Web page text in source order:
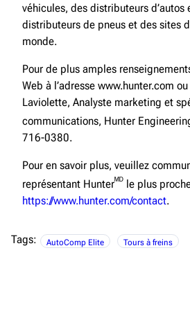
véhicules, des distributeurs d’autos
distributeurs de pneus et des sites
monde.
Pour de plus amples
Web à l’adresse www.hunter.com
Laviolette, Analyste marketing et
communications, Hunter
716-0380.
Pour en savoir plus, veuillez
représentant Hunterᴹᴰ le plus
https://www.hunter.com/contact.
Tags: AutoComp Elite Tours à freins